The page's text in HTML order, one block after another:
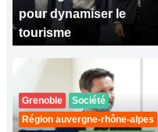
pour dynamiser le
tourisme
Grenoble
Société
Région auvergne-rhône-alpes